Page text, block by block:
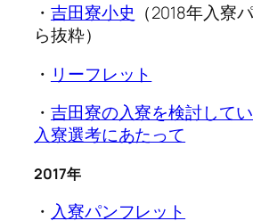
・ 吉田寮小史 （2018年入寮
ら抜粋）
・ リーフレット
・ 吉田寮の入寮を検討して
入寮選考にあたって
2017年
・ 入寮パンフレット